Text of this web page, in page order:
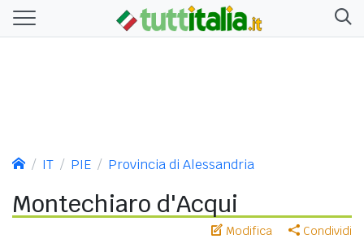
IT PIE Provincia di Alessandria
Montechiaro d'Acqui
Modifica Condividi